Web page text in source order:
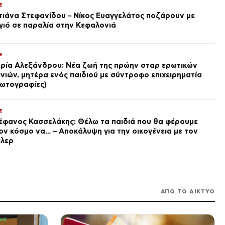
δεν μέτρησε στο Κοριτίμπα –
Σαπεκοένσε
πριν από 2 ώρες
πρέπει να περιλαμβάνει το κιτ
για ασφαλείς εξορμήσεις
πριν από 2 ώρες
νέες ισορροπίες στη Μέση
Ανατολή
πριν από 2 ώρες
ΔΙΕΘΝΗ
για 1 δολάριο – Όρος για να
Στεφανίδου – Νίκος Ευαγγελάτος ποζάρουν με
σε παραλία στην Κεφαλονιά
Αλεξάνδρου: Νέα ζωή της πρώην σταρ ερωτικών
μητέρα ενός παιδιού με σύντροφο επιχειρηματία
Κασσελάκης: Θέλω τα παιδιά που θα φέρουμε
κόσμο να… – Αποκάλυψη για την οικογένεια με τον
ΑΠΟ ΤΟ ΔΙΚΤΥΟ